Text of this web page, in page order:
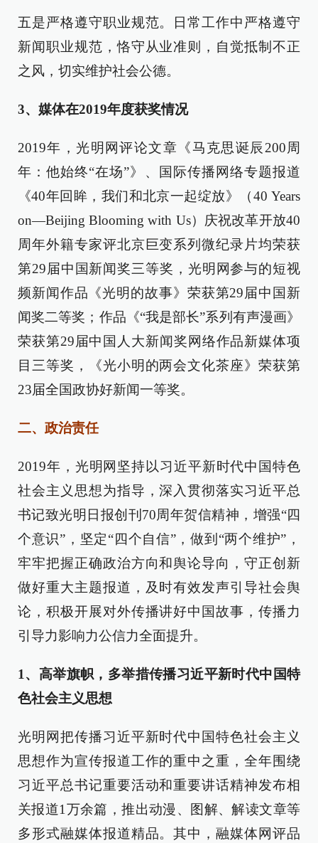
五是严格遵守职业规范。日常工作中严格遵守
新闻职业规范，恪守从业准则，自觉抵制不正
之风，切实维护社会公德。
3、媒体在2019年度获奖情况
2019年，光明网评论文章《马克思诞辰200周
年：他始终“在场”》、国际传播网络专题报道
《40年回眸，我们和北京一起绽放》（40 Years
on—Beijing Blooming with Us）庆祝改革开放40
周年外籍专家评北京巨变系列微纪录片均荣获
第29届中国新闻奖三等奖，光明网参与的短视
频新闻作品《光明的故事》荣获第29届中国新
闻奖二等奖；作品《“我是部长”系列有声漫画》
荣获第29届中国人大新闻奖网络作品新媒体项
目三等奖，《光小明的两会文化茶座》荣获第
23届全国政协好新闻一等奖。
二、政治责任
2019年，光明网坚持以习近平新时代中国特色
社会主义思想为指导，深入贯彻落实习近平总
书记致光明日报创刊70周年贺信精神，增强“四
个意识”，坚定“四个自信”，做到“两个维护”，
牢牢把握正确政治方向和舆论导向，守正创新
做好重大主题报道，及时有效发声引导社会舆
论，积极开展对外传播讲好中国故事，传播力
引导力影响力公信力全面提升。
1、高举旗帜，多举措传播习近平新时代中国特
色社会主义思想
光明网把传播习近平新时代中国特色社会主义
思想作为宣传报道工作的重中之重，全年围绕
习近平总书记重要活动和重要讲话精神发布相
关报道1万余篇，推出动漫、图解、解读文章等
多形式融媒体报道精品。其中，融媒体网评品